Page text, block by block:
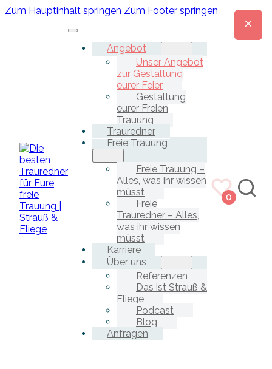
Zum Hauptinhalt springen Zum Footer springen
Angebot
Unser Angebot
zur Gestaltung
eurer Feier
Gestaltung
eurer Freien
Trauung
Trauredner
Freie Trauung
Freie Trauung –
Alles, was ihr wissen
müsst
Freie
Trauredner – Alles,
was ihr wissen
müsst
Karriere
Über uns
Referenzen
Das ist Strauß &
Fliege
Podcast
Blog
Anfragen
0